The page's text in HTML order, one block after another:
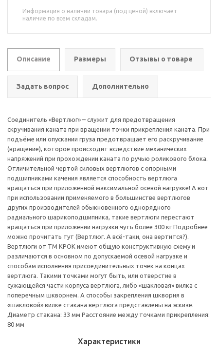
Информация о наличии товара (под ценой) включает
наличие по всем складам.
Описание Размеры Отзывы о товаре
Задать вопрос Дополнительно
Соединитель «Вертлюг» – служит для предотвращения
скручивания каната при вращении точки прикрепления каната. При
подъёме или опускании груза предотвращает его раскручивание
(вращение), которое происходит вследствие механических
напряжений при прохождении каната по ручью роликового блока.
Отличительной чертой силовых вертлюгов с опорными
подшипниками качения является способность вертлюга
вращаться при приложенной максимальной осевой нагрузке! А вот
при использовании применяемого в большинстве вертлюгов
других производителей обыкновенного однорядного
радиального шарикоподшипника, такие вертлюги перестают
вращаться при приложении нагрузки чуть более 300 кг Подробнее
можно прочитать тут (Вертлюг. А всё-таки, она вертится?).
Вертлюги от ТМ КРОК имеют общую конструктивную схему и
различаются в основном по допускаемой осевой нагрузке и
способам исполнения присоединительных точек на концах
вертлюга. Такими точками могут быть, или отверстие в
сужающейся части корпуса вертлюга, либо «шакловая» вилка с
поперечным шкворнем. А способы закрепления шкворня в
«шакловой» вилке стакана вертлюга представлены на эскизе.
Диаметр стакана: 33 мм Расстояние между точками прикрепления:
80 мм
Характеристики